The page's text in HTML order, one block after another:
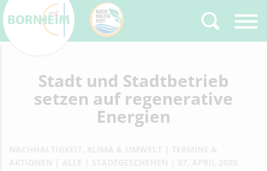
Zurück
Type 2 or more
characters for results.
Stadt und Stadtbetrieb
setzen auf regenerative
Energien